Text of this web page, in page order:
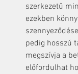
szerkezetű
ezekben
pedig hosszú
megszívja a
előfordulhat